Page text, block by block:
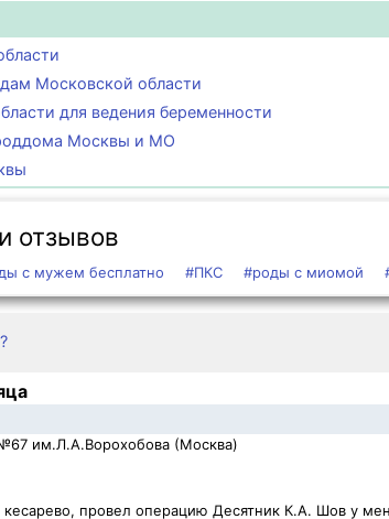
Московской области
для ведения беременности
Москвы и МО
отзывов
с мужем бесплатно #ПКС #роды с миомой
им.Л.А.Ворохобова (Москва)
провел операцию Десятник К.А. Шов у